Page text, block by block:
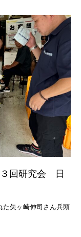
３回研究会 日
た矢ヶ崎伸司さん兵頭